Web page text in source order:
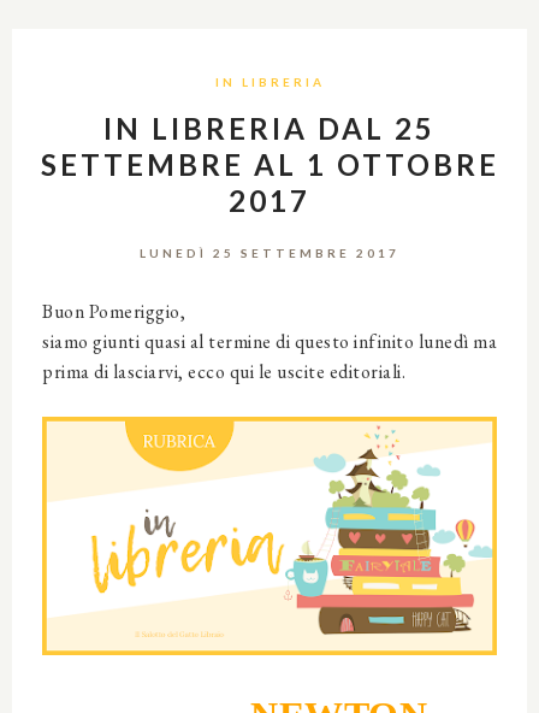
IN LIBRERIA
IN LIBRERIA DAL 25
SETTEMBRE AL 1 OTTOBRE
2017
LUNEDÌ 25 SETTEMBRE 2017
Buon Pomeriggio,
siamo giunti quasi al termine di questo infinito lunedì ma
prima di lasciarvi, ecco qui le uscite editoriali.